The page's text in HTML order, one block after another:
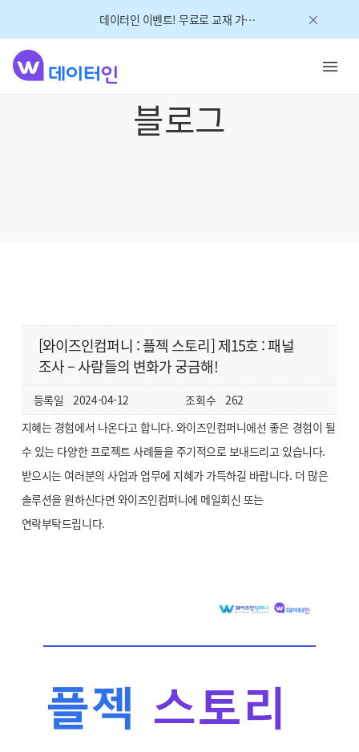
데이터인 이벤트! 무료로 교재 가져가세요!
블로그
[와이즈인컴퍼니 : 플젝 스토리] 제15호 : 패널
조사 – 사람들의 변화가 궁금해!
등록일 2024-04-12 조회수
262
지혜는 경험에서 나온다고 합니다. 와이즈인컴퍼니에선 좋은 경험이 될
수 있는 다양한 프로젝트 사례들을 주기적으로 보내드리고 있습니다.
받으시는 여러분의 사업과 업무에 지혜가 가득하길 바랍니다. 더 많은
솔루션을 원하신다면 와이즈인컴퍼니에 메일회신 또는
연락부탁드립니다.